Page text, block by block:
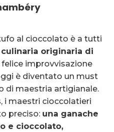
al cioccolato è a tutti
originaria di
felice improvvisazione
è diventato un must
di maestria artigianale.
i maestri cioccolatieri
preciso: una ganache
e cioccolato,